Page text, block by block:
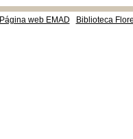
Página web EMAD Biblioteca